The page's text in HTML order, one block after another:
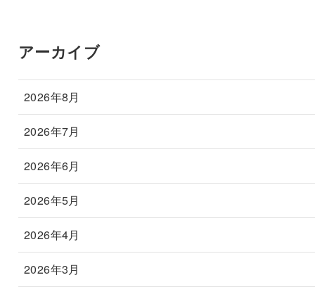
アーカイブ
2026年8月
2026年7月
2026年6月
2026年5月
2026年4月
2026年3月